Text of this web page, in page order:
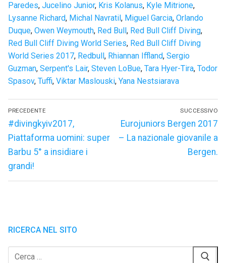
Paredes, Jucelino Junior, Kris Kolanus, Kyle Mitrione,
Lysanne Richard, Michal Navratil , Miguel Garcia, Orlando
Duque, Owen Weymouth, Red Bull , Red Bull Cliff Diving,
Red Bull Cliff Diving World Series, Red Bull Cliff Diving
World Series 2017, Redbull , Rhiannan Iffland, Sergio
Guzman, Serpent's Lair, Steven LoBue, Tara Hyer-Tira, Todor
Spasov, Tuffi, Viktar Maslouski, Yana Nestsiarava
Navigazione
articoli
PRECEDENTE
Articolo
precedente:
#divingkyiv2017,
Piattaforma uomini: super
Barbu 5° a insidiare i
grandi!
SUCCESSIVO
Articolo
successivo:
Eurojuniors Bergen 2017
– La nazionale giovanile a
Bergen.
RICERCA NEL SITO
Cerca: